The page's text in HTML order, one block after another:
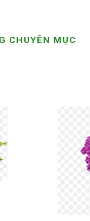
CHUYÊN MỤC